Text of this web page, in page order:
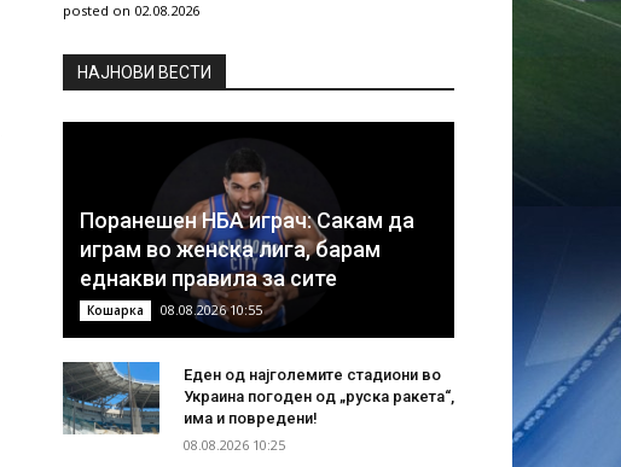
posted on 02.08.2026
НAЈНОВИ ВЕСТИ
Поранешен НБА играч: Сакам да
играм во женска лига, барам
еднакви правила за сите
Кошарка 08.08.2026 10:55
Еден од најголемите стадиони во
Украина погоден од „руска ракета“,
има и повредени!
08.08.2026 10:25